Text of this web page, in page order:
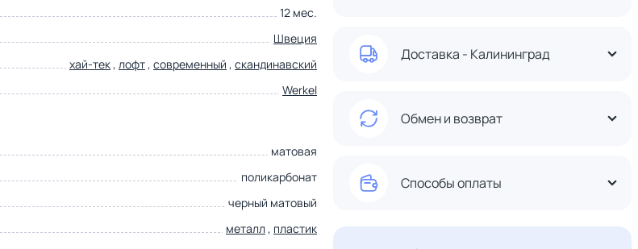
12 мес.
Швеция
хай-тек, лофт, современный , скандинавский
Werkel
матовая
поликарбонат
черный матовый
металл , пластик
Доставка - Калининград
Обмен и возврат
Способы оплаты